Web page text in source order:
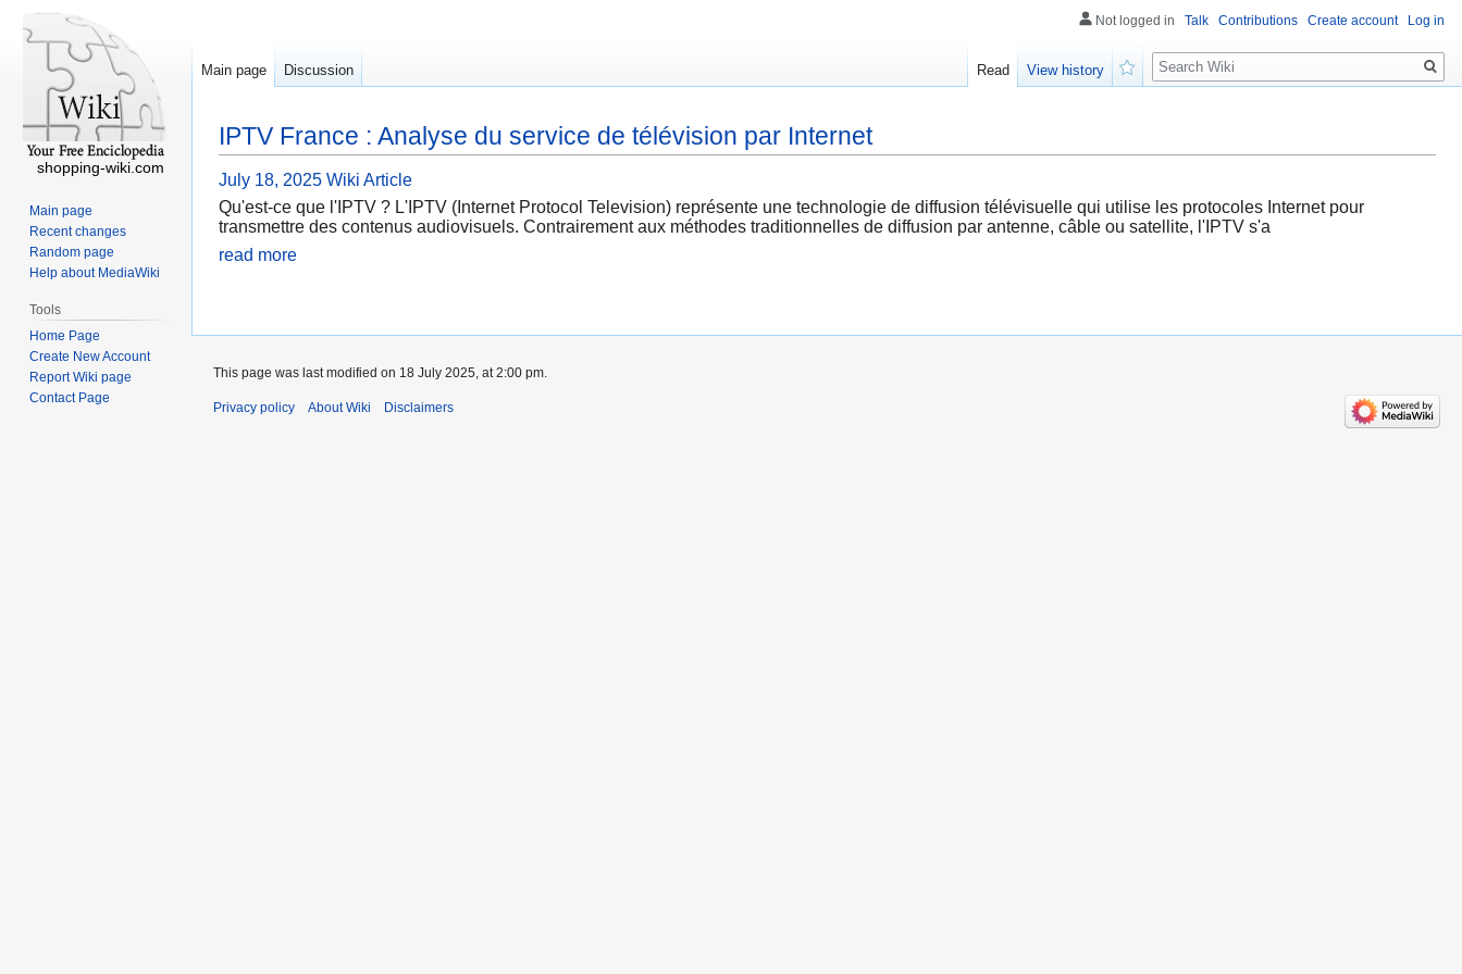
IPTV France : Analyse du service de télévision par Internet
July 18, 2025 Wiki Article
Qu'est-ce que l'IPTV ? L'IPTV (Internet Protocol Television) représente une technologie de diffusion télévisuelle qui utilise les protocoles Internet pour
transmettre des contenus audiovisuels. Contrairement aux méthodes traditionnelles de diffusion par antenne, câble ou satellite, l'IPTV s'a
read more
Not logged in Talk Contributions Create account Log in
Main page Discussion Read
View history
Search
shopping-wiki.com
Main page
Recent changes
Random page
Help about MediaWiki
Tools
Home Page
Create New Account
Report Wiki page
Contact Page
This page was last modified on 18 July 2025, at 2:00 pm.
Privacy policy About Wiki Disclaimers